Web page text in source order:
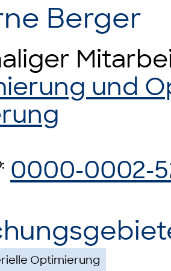
Berger
und
0000-0002-
Optimierung